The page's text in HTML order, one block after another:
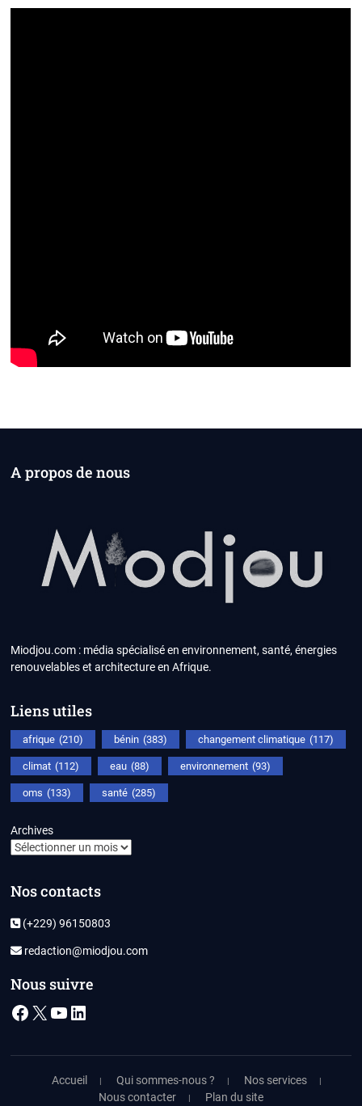
A propos de nous
Miodjou.com : média spécialisé en environnement, santé, énergies
renouvelables et architecture en Afrique.
Liens utiles
afrique (210) bénin (383) changement climatique (117)
climat (112) eau (88) environnement (93)
oms (133) santé (285)
Archives
Nos contacts
(+229) 96150803
redaction@miodjou.com
Nous suivre
Facebook
X YouTube
LinkedIn
Accueil Qui sommes-nous ?
Nos services
Nous contacter
Plan du site